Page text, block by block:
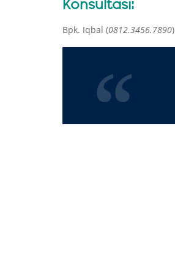
Konsultasi:
Bpk. Iqbal (0812.3456.7890)